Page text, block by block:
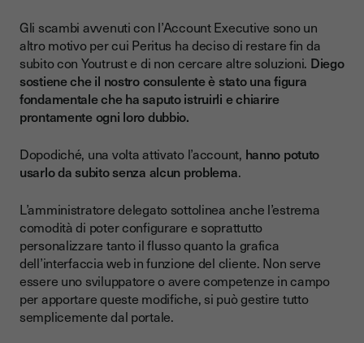
Gli scambi avvenuti con l’Account Executive sono un
altro motivo per cui Peritus ha deciso di restare fin da
subito con Youtrust e di non cercare altre soluzioni. Diego
sostiene che il nostro consulente è stato una figura
fondamentale che ha saputo istruirli e chiarire
prontamente ogni loro dubbio.
Dopodiché, una volta attivato l’account, hanno potuto
usarlo da subito senza alcun problema.
L’amministratore delegato sottolinea anche l’estrema
comodità di poter configurare e soprattutto
personalizzare tanto il flusso quanto la grafica
dell’interfaccia web in funzione del cliente. Non serve
essere uno sviluppatore o avere competenze in campo
per apportare queste modifiche, si può gestire tutto
semplicemente dal portale.